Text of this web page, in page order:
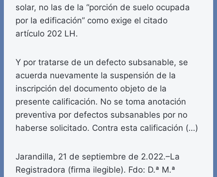
solar, no las de la “porción de suelo ocupada
por la edificación” como exige el citado
artículo 202 LH.
Y por tratarse de un defecto subsanable, se
acuerda nuevamente la suspensión de la
inscripción del documento objeto de la
presente calificación. No se toma anotación
preventiva por defectos subsanables por no
haberse solicitado. Contra esta calificación (…)
Jarandilla, 21 de septiembre de 2.022.–La
Registradora (firma ilegible). Fdo: D.ª M.ª